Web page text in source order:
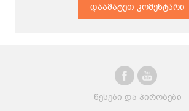
დაამატეთ კომენტარი
წესები და პირობები